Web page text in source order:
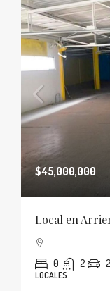
$45,000,000
Local en
0 2 2
LOCALES